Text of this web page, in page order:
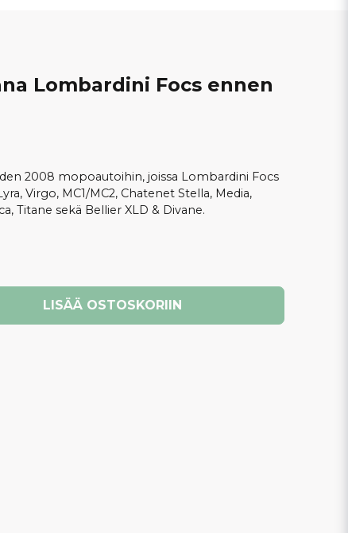
Lombardini Focs ennen
2008 mopoautoihin, joissa Lombardini Focs
Virgo, MC1/MC2, Chatenet Stella, Media,
Titane sekä Bellier XLD & Divane.
LISÄÄ OSTOSKORIIN